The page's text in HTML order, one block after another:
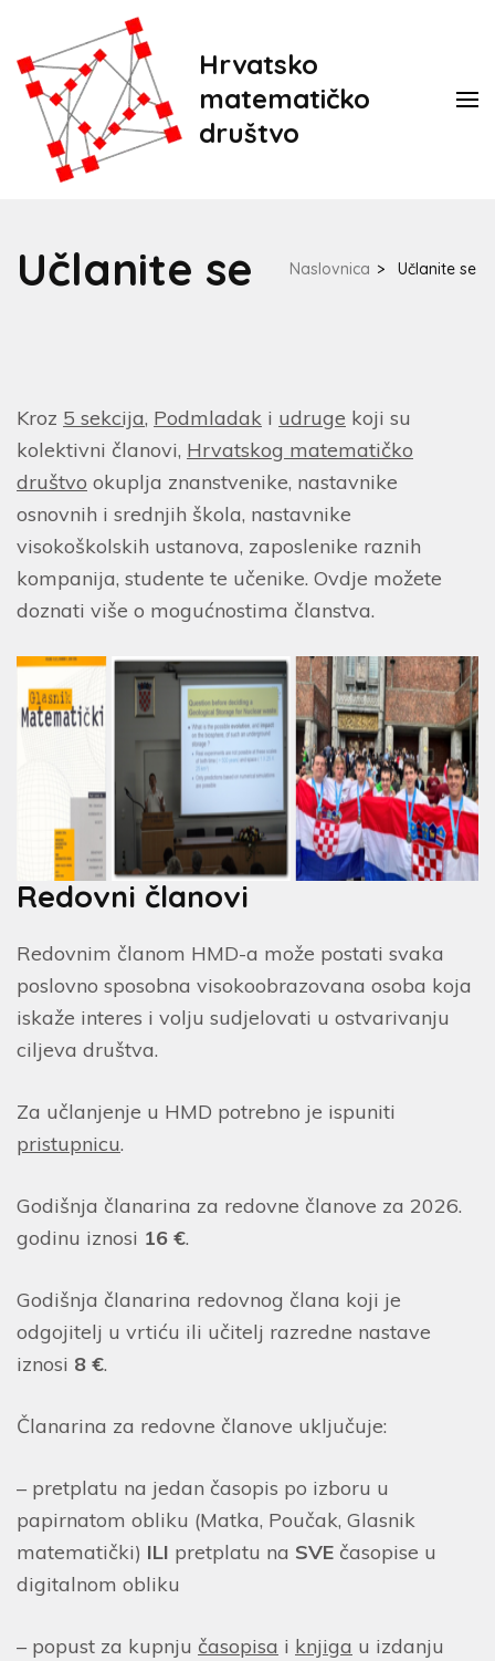
Hrvatsko
matematičko
društvo
Učlanite se Naslovnica > Učlanite se
Kroz 5 sekcija, Podmladak i udruge koji su
kolektivni članovi, Hrvatskog matematičko
društvo okuplja znanstvenike, nastavnike
osnovnih i srednjih škola, nastavnike
visokoškolskih ustanova, zaposlenike raznih
kompanija, studente te učenike. Ovdje možete
doznati više o mogućnostima članstva.
Redovni članovi
Redovnim članom HMD-a može postati svaka
poslovno sposobna visokoobrazovana osoba koja
iskaže interes i volju sudjelovati u ostvarivanju
ciljeva društva.
Za učlanjenje u HMD potrebno je ispuniti
pristupnicu.
Godišnja članarina za redovne članove za 2026.
godinu iznosi 16 €.
Godišnja članarina redovnog člana koji je
odgojitelj u vrtiću ili učitelj razredne nastave
iznosi 8 €.
Članarina za redovne članove uključuje:
– pretplatu na jedan časopis po izboru u
papirnatom obliku (Matka, Poučak, Glasnik
matematički) ILI pretplatu na SVE časopise u
digitalnom obliku
– popust za kupnju časopisa i knjiga u izdanju